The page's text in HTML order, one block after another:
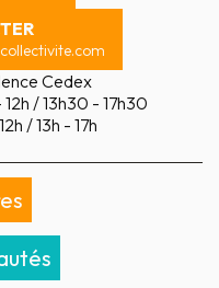
Cedex
/ 13h30 - 17h30
/ 13h - 17h